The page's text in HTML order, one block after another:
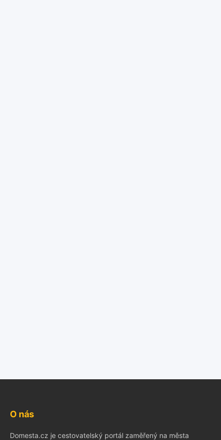
O nás
Domesta.cz je cestovatelský portál zaměřený na města